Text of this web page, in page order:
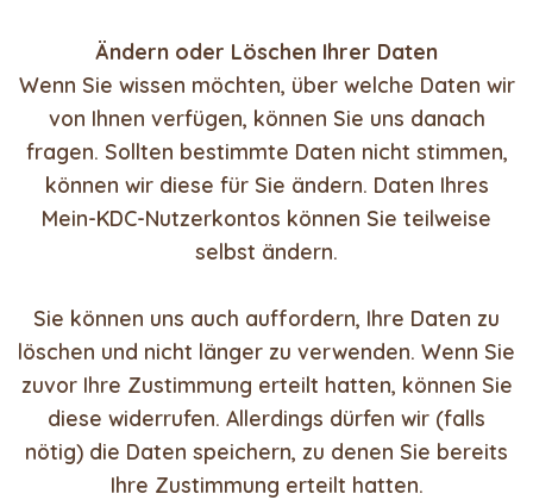
Ändern oder Löschen Ihrer Daten
Wenn Sie wissen möchten, über welche Daten wir
von Ihnen verfügen, können Sie uns danach
fragen. Sollten bestimmte Daten nicht stimmen,
können wir diese für Sie ändern. Daten Ihres
Mein-KDC-Nutzerkontos können Sie teilweise
selbst ändern.
Sie können uns auch auffordern, Ihre Daten zu
löschen und nicht länger zu verwenden. Wenn Sie
zuvor Ihre Zustimmung erteilt hatten, können Sie
diese widerrufen. Allerdings dürfen wir (falls
nötig) die Daten speichern, zu denen Sie bereits
Ihre Zustimmung erteilt hatten.